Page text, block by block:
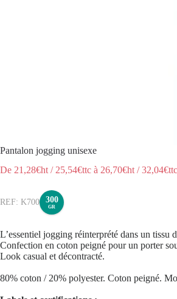
Pantalon jogging unisexe
De 21,28€ht / 25,54€ttc à 26,70€ht /32,04€ttc
K700 300
GR
L’essentiel jogging réinterprété dans un tissu
Confection en coton peigné pour un porter
Look casual et décontracté.
80% coton / 20% polyester. Coton peigné.